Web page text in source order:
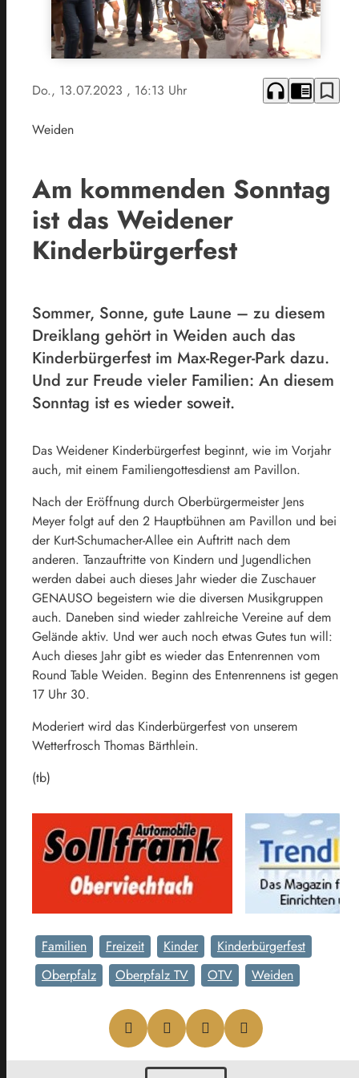
Do., 13.07.2023 , 16:13 Uhr headphones chrome_reader_mode bookmark_border
Weiden
Am kommenden Sonntag
ist das Weidener
Kinderbürgerfest
Sommer, Sonne, gute Laune – zu diesem
Dreiklang gehört in Weiden auch das
Kinderbürgerfest im Max-Reger-Park dazu.
Und zur Freude vieler Familien: An diesem
Sonntag ist es wieder soweit.
Das Weidener Kinderbürgerfest beginnt, wie im Vorjahr
auch, mit einem Familiengottesdienst am Pavillon.
Nach der Eröffnung durch Oberbürgermeister Jens
Meyer folgt auf den 2 Hauptbühnen am Pavillon und bei
der Kurt-Schumacher-Allee ein Auftritt nach dem
anderen. Tanzauftritte von Kindern und Jugendlichen
werden dabei auch dieses Jahr wieder die Zuschauer
GENAUSO begeistern wie die diversen Musikgruppen
auch. Daneben sind wieder zahlreiche Vereine auf dem
Gelände aktiv. Und wer auch noch etwas Gutes tun will:
Auch dieses Jahr gibt es wieder das Entenrennen vom
Round Table Weiden. Beginn des Entenrennens ist gegen
17 Uhr 30.
Moderiert wird das Kinderbürgerfest von unserem
Wetterfrosch Thomas Bärthlein.
(tb)
Familien Freizeit Kinder
Kinderbürgerfest
Oberpfalz
Oberpfalz TV OTV Weiden